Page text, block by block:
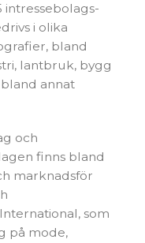
i olika
bland
lantbruk, bygg
annat
och
finns bland
marknadsför
som
på mode,